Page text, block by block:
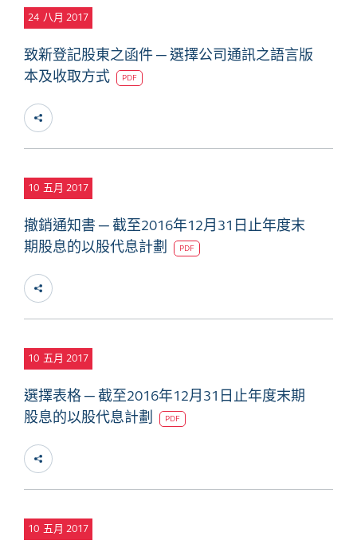
24 八月 2017
致新登記股東之函件 ─ 選擇公司通訊之語言版
本及收取方式
PDF
10 五月 2017
撤銷通知書 ─ 截至2016年12月31日止年度末
期股息的以股代息計劃
PDF
10 五月 2017
選擇表格 ─ 截至2016年12月31日止年度末期
股息的以股代息計劃
PDF
10 五月 2017